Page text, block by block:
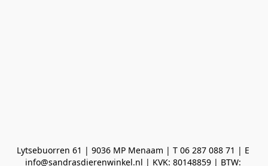
Lytsebuorren 61 | 9036 MP Menaam | T 06 287 088 71 | E
info@sandrasdierenwinkel.nl | KVK: 80148859 | BTW: